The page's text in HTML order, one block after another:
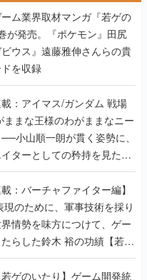
ム業界取材マンガ『若ゲの
が発売。『ポケモン』田尻
ウス』遠藤雅伸さんらの貴
を収録
：アイマス/ガンダム 戦場
ままな王様のわがままなニー
小山順一朗が貫く姿勢に、
ターとしての矜持を見た
最終回】
：バーチャファイター編】
現のために、軍事技術を採り
情勢を味方につけて、ゲー
らした鈴木 裕の功績【若ゲ
若ゲのいたり】ゲーム開発統